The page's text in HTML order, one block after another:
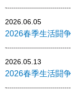
2026.06.05
2026春季生活闘
2026.05.13
2026春季生活闘